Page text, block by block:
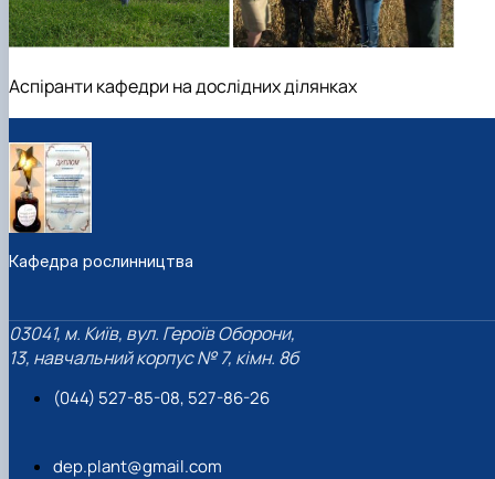
Аспіранти кафедри на дослідних ділянках
Кафедра рослинництва
03041, м. Київ, вул. Героїв Оборони,
13, навчальний корпус № 7, кімн. 8б
(044) 527-85-08, 527-86-26
dep.plant@gmail.com